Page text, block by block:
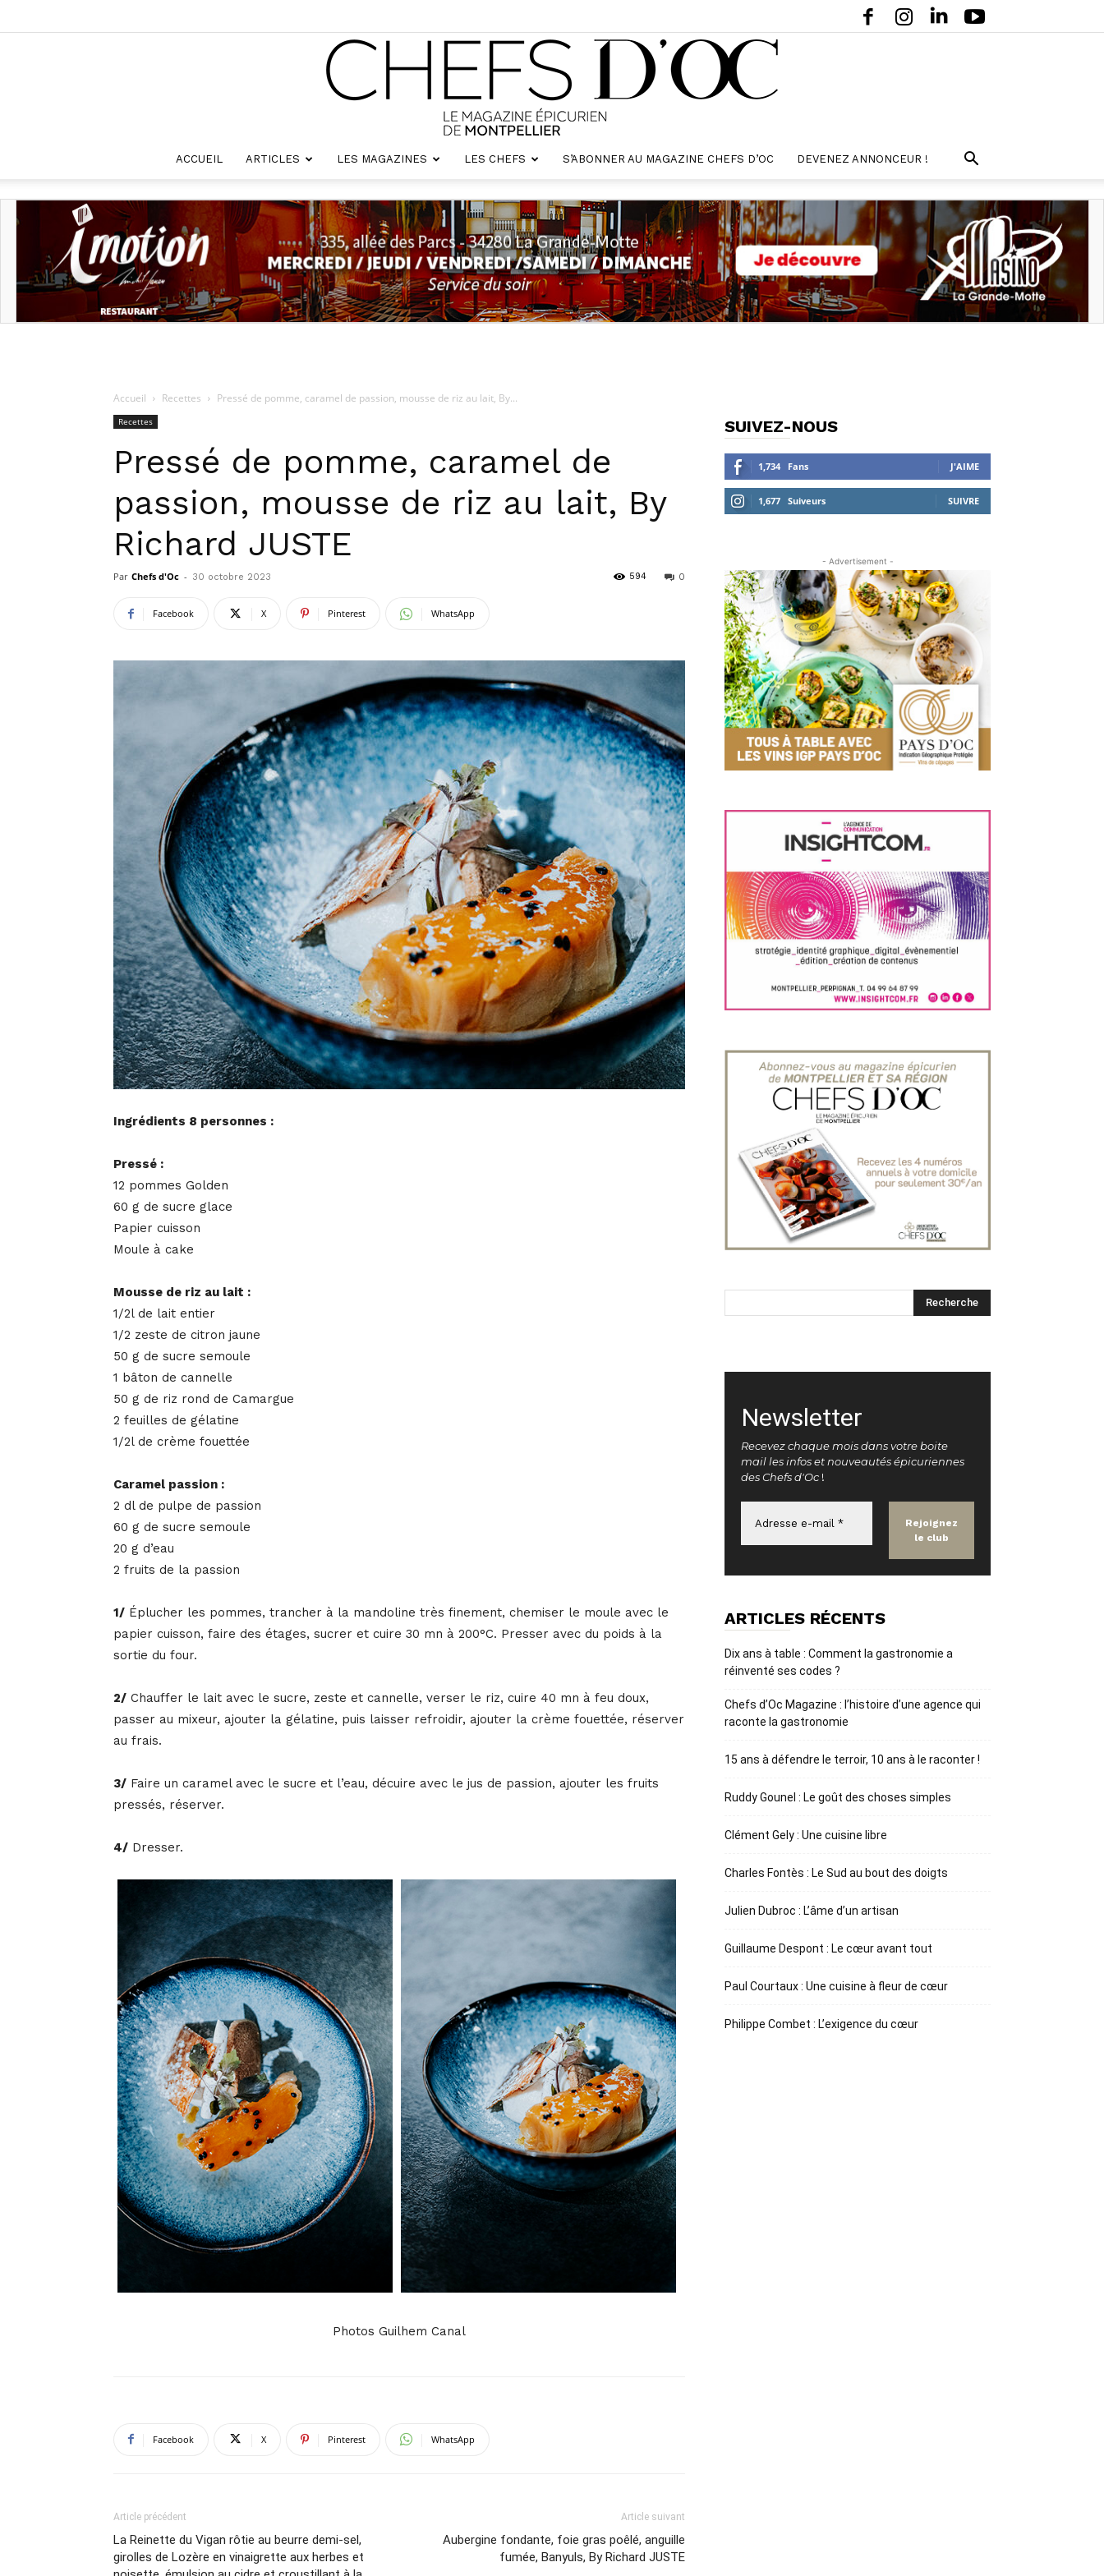
d'oc
ACCUEIL ARTICLES LES MAGAZINES LES CHEFS S’ABONNER AU MAGAZINE CHEFS D’OC DEVENEZ ANNONCEUR !
Accueil Recettes Pressé de pomme, caramel de passion, mousse de riz au lait, By...
Recettes
Pressé de pomme, caramel de
passion, mousse de riz au lait, By
Richard JUSTE
Par Chefs d'Oc - 30 octobre 2023 0
594
Facebook X Pinterest WhatsApp
Ingrédients 8 personnes :
Pressé :
12 pommes Golden
60 g de sucre glace
Papier cuisson
Moule à cake
Mousse de riz au lait :
1/2l de lait entier
1/2 zeste de citron jaune
50 g de sucre semoule
1 bâton de cannelle
50 g de riz rond de Camargue
2 feuilles de gélatine
1/2l de crème fouettée
Caramel passion :
2 dl de pulpe de passion
60 g de sucre semoule
20 g d’eau
2 fruits de la passion
1/ Éplucher les pommes, trancher à la mandoline très finement, chemiser le moule avec le
papier cuisson, faire des étages, sucrer et cuire 30 mn à 200°C. Presser avec du poids à la
sortie du four.
2/ Chauffer le lait avec le sucre, zeste et cannelle, verser le riz, cuire 40 mn à feu doux,
passer au mixeur, ajouter la gélatine, puis laisser refroidir, ajouter la crème fouettée, réserver
au frais.
3/ Faire un caramel avec le sucre et l’eau, décuire avec le jus de passion, ajouter les fruits
pressés, réserver.
4/ Dresser.
Photos Guilhem Canal
Facebook X Pinterest WhatsApp
Article précédent
La Reinette du Vigan rôtie au beurre demi-sel,
girolles de Lozère en vinaigrette aux herbes et
Article suivant
Aubergine fondante, foie gras poêlé, anguille
fumée, Banyuls, By Richard JUSTE
SUIVEZ-NOUS
1,734 Fans J'AIME
1,677 Suiveurs SUIVRE
- Advertisement -
Newsletter
Recevez chaque mois dans votre boite
mail les infos et nouveautés épicuriennes
des Chefs d'Oc !
ARTICLES RÉCENTS
Dix ans à table : Comment la gastronomie a
réinventé ses codes ?
Chefs d’Oc Magazine : l’histoire d’une agence qui
raconte la gastronomie
15 ans à défendre le terroir, 10 ans à le raconter !
Ruddy Gounel : Le goût des choses simples
Clément Gely : Une cuisine libre
Charles Fontès : Le Sud au bout des doigts
Julien Dubroc : L’âme d’un artisan
Guillaume Despont : Le cœur avant tout
Paul Courtaux : Une cuisine à fleur de cœur
Philippe Combet : L’exigence du cœur